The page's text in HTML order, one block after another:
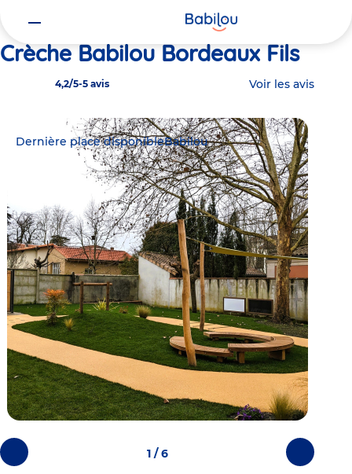
Crèche Babilou Bordeaux Fils
4,2/5-5 avis Voir les avis
Photos
précédentes
Photos
suivantes
Dernière place disponibleBabilou
1 / 6